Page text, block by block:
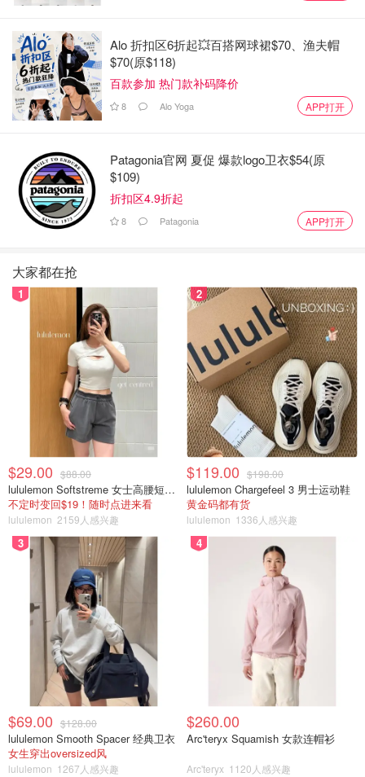
Shaw、Cogeco、Vidéotron 等，其频道目录中都有 TSN。
如果你的有线电视提供商是 Vidéotron、Bell、Telus、
SunWire、TekSavvy 或 Cogeco，应该可以访问 RDS 以覆
盖所有法语比赛。
3.中文直播平台
CCTV-5 和 CCTV-5+ 都会转播世界杯赛事。
央视频APP内容来自CCTV5，习惯使用手机收看的球
迷可以通过这个APP收看世界杯直播。
央视体育APP转播的体育比赛更高清，还有锦集花
PP体育可以在手机或者电脑上观看直播世界杯比赛，
而且是免费的哟~
爱奇艺体育转播大量体育赛事，同样会在世界杯期间直
播比赛。
需要注意的是，在加拿大的华人球迷想看中文直播，参看一
下攻略！
加拿大观看世界杯攻略 - 海外看
CCTV5直播+中英文免费网站
是不是有鸡腿吃 41.9w
世界杯比赛共分为8个小组（A至H组），每组四支队伍。11
月20日至12月2日期间为小组赛，每组小组有三轮，共计五
场比赛，小组排名前两位晋级淘汰赛。
淘汰赛从12月3日开始。12月3日至12月7日为1/8决赛，12
月7日至12月11日是1/4决赛，12月14和15日是半决赛，12
月17日是季军赛，12月18日是冠亚军决赛。世界杯全部比
赛共有64场。
详细的分组和赛程如下：
Alo 折扣区6折起💥百搭网球裙$70、渔夫帽
$70(原$118)
百款参加 热门款补码降价
8 Alo Yoga APP打开
Patagonia官网 夏促 爆款logo卫衣$54(原
$109)
折扣区4.9折起
8 Patagonia APP打开
大家都在抢
1
$29.00 $88.00
lululemon Softstreme 女士高腰短裤 10cm
不定时变回$19！随时点进来看
lululemon 2159人感兴趣
2
$119.00 $198.00
lululemon Chargefeel 3 男士运动鞋
黄金码都有货
lululemon 1336人感兴趣
3
$69.00 $128.00
lululemon Smooth Spacer 经典卫衣
女生穿出oversized风
lululemon 1267人感兴趣
4
$260.00
Arc'teryx Squamish 女款连帽衫
Arc'teryx 1120人感兴趣